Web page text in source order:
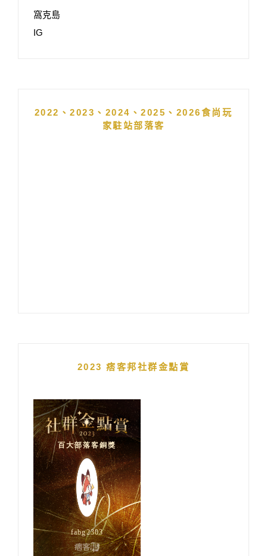
窩克島
IG
2022、2023、2024、2025、2026食尚玩
家駐站部落客
2023 痞客邦社群金點賞